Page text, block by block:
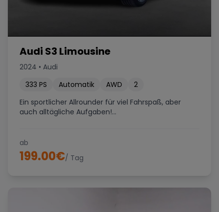
Audi S3 Limousine
2024 • Audi
333 PS Automatik AWD
2
Ein sportlicher Allrounder für viel Fahrspaß, aber
auch alltägliche Aufgaben!...
ab
199.00€/ Tag